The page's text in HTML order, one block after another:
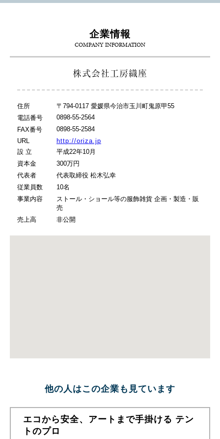
企業情報
COMPANY INFORMATION
株式会社工房織座
住所
〒794-0117 愛媛県今治市玉川町鬼原甲55
電話番号
0898-55-2564
FAX番号
0898-55-2584
URL
http://oriza.jp
設 立
平成22年10月
資本金
300万円
代表者
代表取締役 松木弘幸
従業員数
10名
事業内容
ストール・ショール等の服飾雑貨 企画・製造・販
売
売上高
非公開
他の人はこの企業も見ています
エコから安全、アートまで手掛ける テン
トのプロ